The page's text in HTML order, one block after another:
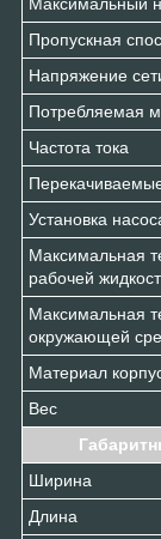
Пропускная
Напряжение
Потребляемая
Частота тока
Установка
Максимальная
рабочей
Максимальная
окружающей
Материал
Вес
Ширина
Длина